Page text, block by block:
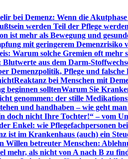
bei Demenz: Wenn die
werden Teil der Pflege werden
ist mehr als Bewegung und
mit geringerem Demenzrisiko
Warum solche Gremien oft mehr
aus dem Darm-
Demenzpolitik, Pflege und falsche
Reaktanz bei Menschen mit
beginnen solltenWarum Sie
genommen: der stille
und handhaben – wie geht
doch nicht Ihre Tochter!“ – vom
Enkel: wie Pflegefachpersonen
ist im Krankenhaus (auch) ein
Willen betreuter Menschen:
mehr, als nicht von A nach B zu